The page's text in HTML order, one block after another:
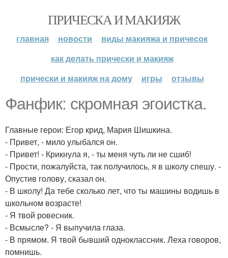
ПРИЧЕСКА И МАКИЯЖ
главная новости
виды макияжа и причесок
как делать прически и макияж
прически и макияж на дому
игры отзывы
Фанфик: скромная эгоистка.
Главные герои: Егор крид, Мария Шишкина.
- Привет, - мило улыбался он.
- Привет! - Крикнула я, - ты меня чуть ли не сшиб!
- Прости, пожалуйста, так получилось, я в школу спешу. -
Опустив голову, сказал он.
- В школу! Да тебе сколько лет, что ты машины водишь в
школьном возрасте!
- Я твой ровесник.
- Всмысле? - Я выпучила глаза.
- В прямом. Я твой бывший одноклассник. Леха говоров,
помнишь.